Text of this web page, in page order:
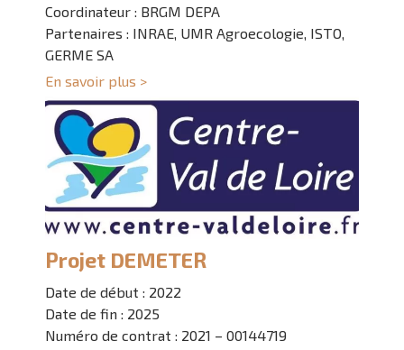
Coordinateur : BRGM DEPA
Partenaires : INRAE, UMR Agroecologie, ISTO,
GERME SA
En savoir plus >
Projet DEMETER
Date de début : 2022
Date de fin : 2025
Numéro de contrat : 2021 – 00144719